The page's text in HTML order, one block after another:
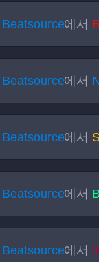
Beatsource에서
Beatsource에서
Beatsource에서
Beatsource에서
Beatsource에서